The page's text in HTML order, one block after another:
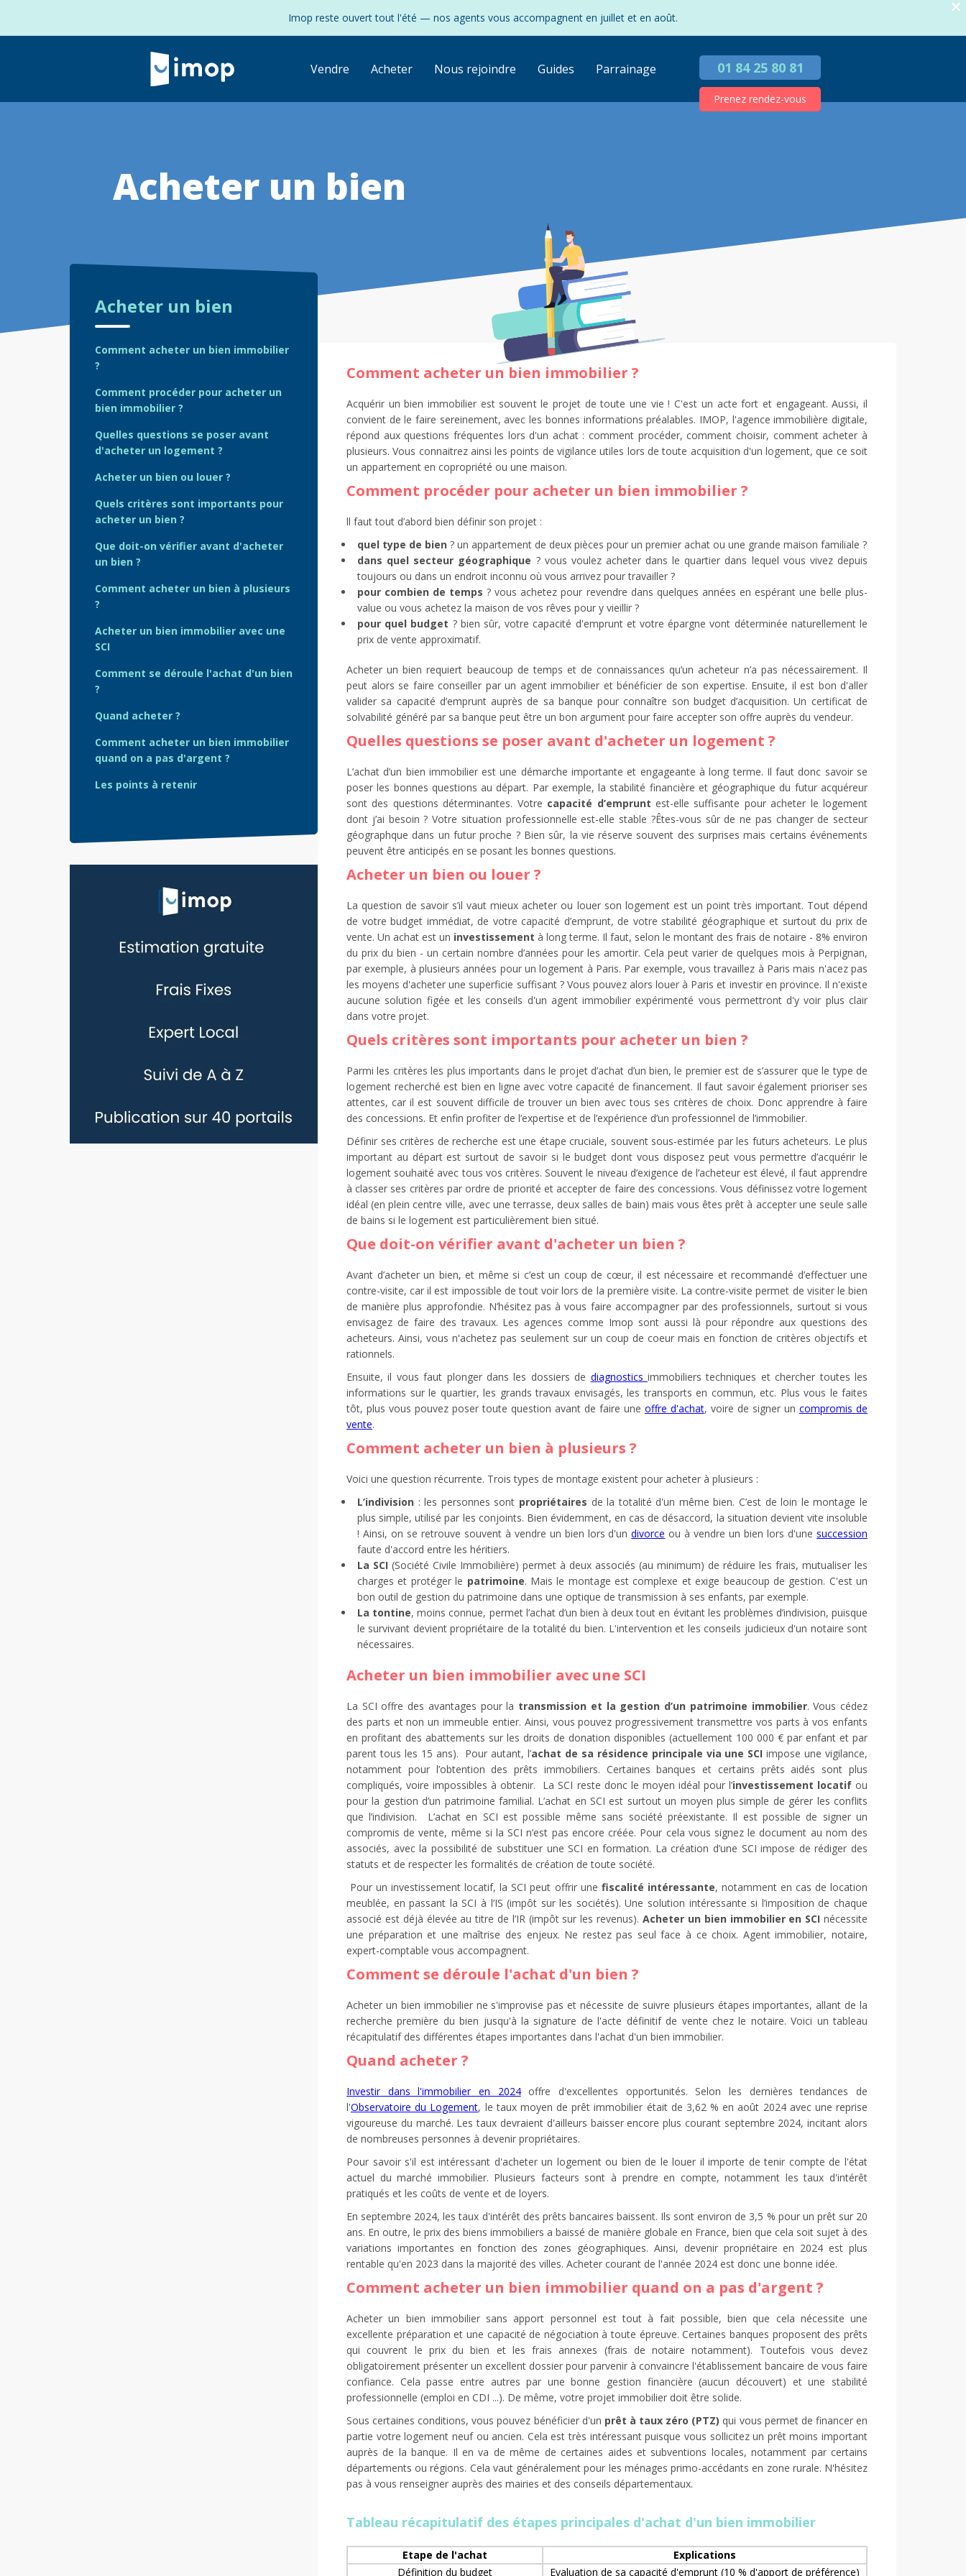
Imop reste ouvert tout l'été — nos agents vous accompagnent en juillet et en août.
Vendre Acheter Nous rejoindre Guides Parrainage 01 84 25 80 81
Prenez rendez-vous
Acheter un bien
Comment acheter un bien immobilier ?
Acquérir un bien immobilier est souvent le projet de toute une vie ! C'est un acte fort et engageant. Aussi, il
convient de le faire sereinement, avec les bonnes informations préalables. IMOP, l'agence immobilière digitale,
répond aux questions fréquentes lors d'un achat : comment procéder, comment choisir, comment acheter à
plusieurs. Vous connaitrez ainsi les points de vigilance utiles lors de toute acquisition d'un logement, que ce soit
un appartement en copropriété ou une maison.
Comment procéder pour acheter un bien immobilier ?
ll faut tout d’abord bien définir son projet :
quel type de bien ? un appartement de deux pièces pour un premier achat ou une grande maison familiale ?
dans quel secteur géographique ? vous voulez acheter dans le quartier dans lequel vous vivez depuis
toujours ou dans un endroit inconnu où vous arrivez pour travailler ?
pour combien de temps ? vous achetez pour revendre dans quelques années en espérant une belle plus-
value ou vous achetez la maison de vos rêves pour y vieillir ?
pour quel budget ? bien sûr, votre capacité d'emprunt et votre épargne vont déterminée naturellement le
prix de vente approximatif.
Acheter un bien requiert beaucoup de temps et de connaissances qu’un acheteur n’a pas nécessairement. Il
peut alors se faire conseiller par un agent immobilier et bénéficier de son expertise. Ensuite, il est bon d'aller
valider sa capacité d’emprunt auprès de sa banque pour connaître son budget d’acquisition. Un certificat de
solvabilité généré par sa banque peut être un bon argument pour faire accepter son offre auprès du vendeur.
Quelles questions se poser avant d'acheter un logement ?
L’achat d’un bien immobilier est une démarche importante et engageante à long terme. Il faut donc savoir se
poser les bonnes questions au départ. Par exemple, la stabilité financière et géographique du futur acquéreur
sont des questions déterminantes. Votre capacité d’emprunt est-elle suffisante pour acheter le logement
dont j’ai besoin ? Votre situation professionnelle est-elle stable ?Êtes-vous sûr de ne pas changer de secteur
géographque dans un futur proche ? Bien sûr, la vie réserve souvent des surprises mais certains événements
peuvent être anticipés en se posant les bonnes questions.
Acheter un bien ou louer ?
La question de savoir s’il vaut mieux acheter ou louer son logement est un point très important. Tout dépend
de votre budget immédiat, de votre capacité d’emprunt, de votre stabilité géographique et surtout du prix de
vente. Un achat est un investissement à long terme. Il faut, selon le montant des frais de notaire - 8% environ
du prix du bien - un certain nombre d’années pour les amortir. Cela peut varier de quelques mois à Perpignan,
par exemple, à plusieurs années pour un logement à Paris. Par exemple, vous travaillez à Paris mais n'acez pas
les moyens d'acheter une superficie suffisant ? Vous pouvez alors louer à Paris et investir en province. Il n'existe
aucune solution figée et les conseils d'un agent immobilier expérimenté vous permettront d'y voir plus clair
dans votre projet.
Quels critères sont importants pour acheter un bien ?
Parmi les critères les plus importants dans le projet d’achat d’un bien, le premier est de s’assurer que le type de
logement recherché est bien en ligne avec votre capacité de financement. Il faut savoir également prioriser ses
attentes, car il est souvent difficile de trouver un bien avec tous ses critères de choix. Donc apprendre à faire
des concessions. Et enfin profiter de l’expertise et de l’expérience d’un professionnel de l’immobilier.
Définir ses critères de recherche est une étape cruciale, souvent sous-estimée par les futurs acheteurs. Le plus
important au départ est surtout de savoir si le budget dont vous disposez peut vous permettre d’acquérir le
logement souhaité avec tous vos critères. Souvent le niveau d’exigence de l’acheteur est élevé, il faut apprendre
à classer ses critères par ordre de priorité et accepter de faire des concessions. Vous définissez votre logement
idéal (en plein centre ville, avec une terrasse, deux salles de bain) mais vous êtes prêt à accepter une seule salle
de bains si le logement est particulièrement bien situé.
Que doit-on vérifier avant d'acheter un bien ?
Avant d’acheter un bien, et même si c’est un coup de cœur, il est nécessaire et recommandé d’effectuer une
contre-visite, car il est impossible de tout voir lors de la première visite. La contre-visite permet de visiter le bien
de manière plus approfondie. N’hésitez pas à vous faire accompagner par des professionnels, surtout si vous
envisagez de faire des travaux. Les agences comme Imop sont aussi là pour répondre aux questions des
acheteurs. Ainsi, vous n'achetez pas seulement sur un coup de coeur mais en fonction de critères objectifs et
rationnels.
Ensuite, il vous faut plonger dans les dossiers de diagnosticsimmobiliers techniques et chercher toutes les
informations sur le quartier, les grands travaux envisagés, les transports en commun, etc. Plus vous le faites
tôt, plus vous pouvez poser toute question avant de faire une offre d'achat, voire de signer un compromis de
vente.
Comment acheter un bien à plusieurs ?
Voici une question récurrente. Trois types de montage existent pour acheter à plusieurs :
L’indivision : les personnes sont propriétaires de la totalité d'un même bien. C’est de loin le montage le
plus simple, utilisé par les conjoints. Bien évidemment, en cas de désaccord, la situation devient vite insoluble
! Ainsi, on se retrouve souvent à vendre un bien lors d'undivorce ou à vendre un bien lors d'unesuccession
faute d'accord entre les héritiers.
La SCI (Société Civile Immobilière) permet à deux associés (au minimum) de réduire les frais, mutualiser les
charges et protéger le patrimoine. Mais le montage est complexe et exige beaucoup de gestion. C'est un
bon outil de gestion du patrimoine dans une optique de transmission à ses enfants, par exemple.
La tontine, moins connue, permet l’achat d’un bien à deux tout en évitant les problèmes d’indivision, puisque
le survivant devient propriétaire de la totalité du bien. L'intervention et les conseils judicieux d'un notaire sont
nécessaires.
Acheter un bien immobilier avec une SCI
La SCI offre des avantages pour la transmission et la gestion d’un patrimoine immobilier. Vous cédez
des parts et non un immeuble entier. Ainsi, vous pouvez progressivement transmettre vos parts à vos enfants
en profitant des abattements sur les droits de donation disponibles (actuellement 100 000 € par enfant et par
parent tous les 15 ans). Pour autant, l’achat de sa résidence principale via une SCIimpose une vigilance,
notamment pour l’obtention des prêts immobiliers. Certaines banques et certains prêts aidés sont plus
compliqués, voire impossibles à obtenir. La SCI reste donc le moyen idéal pour l’investissement locatif ou
pour la gestion d’un patrimoine familial. L’achat en SCI est surtout un moyen plus simple de gérer les conflits
que l’indivision. L’achat en SCI est possible même sans société préexistante. Il est possible de signer un
compromis de vente, même si la SCI n’est pas encore créée. Pour cela vous signez le document au nom des
associés, avec la possibilité de substituer une SCI en formation. La création d’une SCI impose de rédiger des
statuts et de respecter les formalités de création de toute société.
Pour un investissement locatif, la SCI peut offrir une fiscalité intéressante, notamment en cas de location
meublée, en passant la SCI à l’IS (impôt sur les sociétés). Une solution intéressante si l’imposition de chaque
associé est déjà élevée au titre de l’IR (impôt sur les revenus). Acheter un bien immobilier en SCI nécessite
une préparation et une maîtrise des enjeux. Ne restez pas seul face à ce choix. Agent immobilier, notaire,
expert-comptable vous accompagnent.
Comment se déroule l'achat d'un bien ?
Acheter un bien immobilier ne s'improvise pas et nécessite de suivre plusieurs étapes importantes, allant de la
recherche première du bien jusqu'à la signature de l'acte définitif de vente chez le notaire. Voici un tableau
récapitulatif des différentes étapes importantes dans l'achat d'un bien immobilier.
Quand acheter ?
Investir dans l'immobilier en 2024offre d'excellentes opportunités. Selon les dernières tendances de
l'Observatoire du Logement, le taux moyen de prêt immobilier était de 3,62 % en août 2024 avec une reprise
vigoureuse du marché. Les taux devraient d'ailleurs baisser encore plus courant septembre 2024, incitant alors
de nombreuses personnes à devenir propriétaires.
Pour savoir s'il est intéressant d'acheter un logement ou bien de le louer il importe de tenir compte de l'état
actuel du marché immobilier. Plusieurs facteurs sont à prendre en compte, notamment les taux d'intérêt
pratiqués et les coûts de vente et de loyers.
En septembre 2024, les taux d'intérêt des prêts bancaires baissent. Ils sont environ de 3,5 % pour un prêt sur 20
ans. En outre, le prix des biens immobiliers a baissé de manière globale en France, bien que cela soit sujet à des
variations importantes en fonction des zones géographiques. Ainsi, devenir propriétaire en 2024 est plus
rentable qu'en 2023 dans la majorité des villes. Acheter courant de l'année 2024 est donc une bonne idée.
Comment acheter un bien immobilier quand on a pas d'argent ?
Acheter un bien immobilier sans apport personnel est tout à fait possible, bien que cela nécessite une
excellente préparation et une capacité de négociation à toute épreuve. Certaines banques proposent des prêts
qui couvrent le prix du bien et les frais annexes (frais de notaire notamment). Toutefois vous devez
obligatoirement présenter un excellent dossier pour parvenir à convaincre l'établissement bancaire de vous faire
confiance. Cela passe entre autres par une bonne gestion financière (aucun découvert) et une stabilité
professionnelle (emploi en CDI ...). De même, votre projet immobilier doit être solide.
Sous certaines conditions, vous pouvez bénéficier d'un prêt à taux zéro (PTZ) qui vous permet de financer en
partie votre logement neuf ou ancien. Cela est très intéressant puisque vous sollicitez un prêt moins important
auprès de la banque. Il en va de même de certaines aides et subventions locales, notamment par certains
départements ou régions. Cela vaut généralement pour les ménages primo-accédants en zone rurale. N'hésitez
pas à vous renseigner auprès des mairies et des conseils départementaux.
Tableau récapitulatif des étapes principales d'achat d'un bien immobilier
Etape de l'achat
Explications
Définition du budget
Evaluation de sa capacité d'emprunt (10 % d'apport de préférence)
Retour à la navigation principale
Acheter un bien
Comment acheter un bien immobilier
?
Comment procéder pour acheter un
bien immobilier ?
Quelles questions se poser avant
d'acheter un logement ?
Acheter un bien ou louer ?
Quels critères sont importants pour
acheter un bien ?
Que doit-on vérifier avant d'acheter
un bien ?
Comment acheter un bien à plusieurs
?
Acheter un bien immobilier avec une
SCI
Comment se déroule l'achat d'un bien
?
Quand acheter ?
Comment acheter un bien immobilier
quand on a pas d'argent ?
Les points à retenir